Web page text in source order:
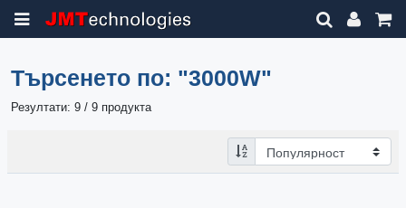
Търсенето по: "3000W"
Резултати: 9 / 9 продукта